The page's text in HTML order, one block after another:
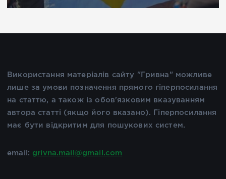
Використання матеріалів сайту "Гривна" можливе
лише за умови позначення прямого гіперпосилання
на статтю, а також із обов'язковим вказуванням
автора статті (якщо його вказано). Гіперпосилання
має бути відкритим для пошукових систем.
email: grivna.mail@gmail.com